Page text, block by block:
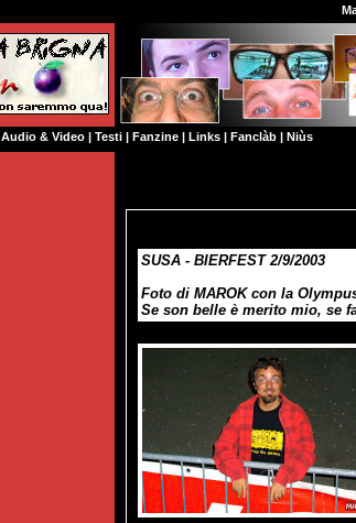
Audio & Video | Testi | Fanzine | Links | Fanclàb | Niùs
SUSA - BIERFEST 2/9/2003
Foto di MAROK con la
Se son belle è merito mio, se